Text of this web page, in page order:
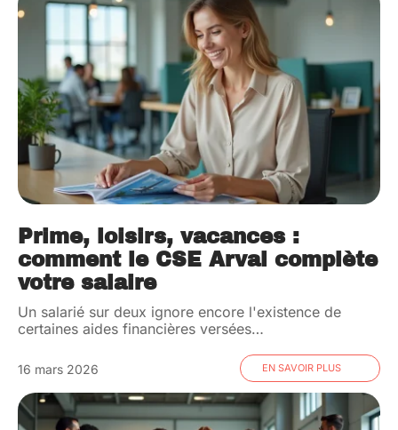
Prime, loisirs, vacances :
comment le CSE Arval complète
votre salaire
Un salarié sur deux ignore encore l'existence de
certaines aides financières versées…
16 mars 2026 EN SAVOIR PLUS